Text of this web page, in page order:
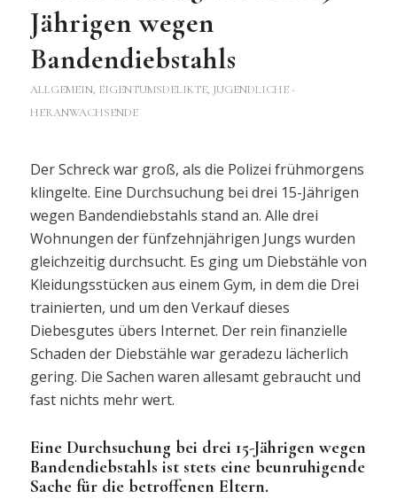
Jährigen wegen
Bandendiebstahls
ALLGEMEIN, EIGENTUMSDELIKTE, JUGENDLICHE -
HERANWACHSENDE
Der Schreck war groß, als die Polizei frühmorgens
klingelte. Eine Durchsuchung bei drei 15-Jährigen
wegen Bandendiebstahls stand an. Alle drei
Wohnungen der fünfzehnjährigen Jungs wurden
gleichzeitig durchsucht. Es ging um Diebstähle von
Kleidungsstücken aus einem Gym, in dem die Drei
trainierten, und um den Verkauf dieses
Diebesgutes übers Internet. Der rein finanzielle
Schaden der Diebstähle war geradezu lächerlich
gering. Die Sachen waren allesamt gebraucht und
fast nichts mehr wert.
Eine Durchsuchung bei drei 15-Jährigen wegen
Bandendiebstahls ist stets eine beunruhigende
Sache für die betroffenen Eltern.